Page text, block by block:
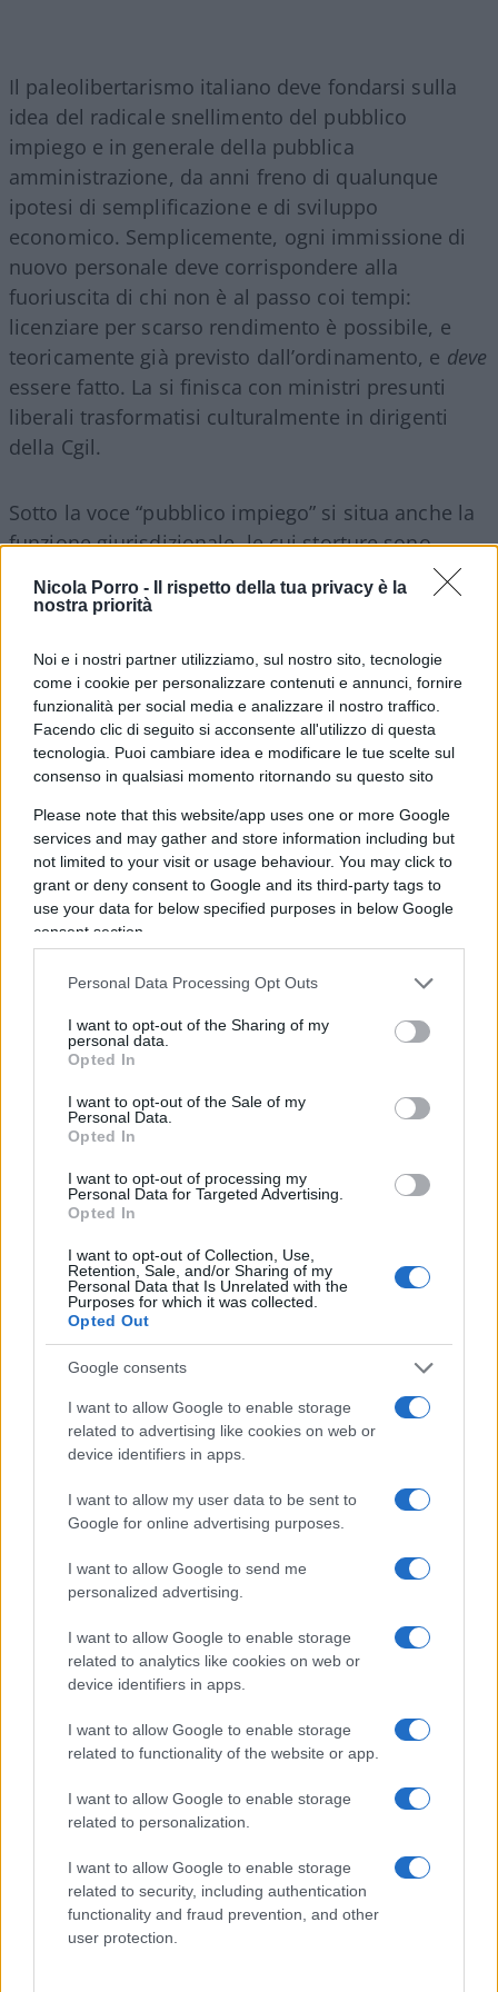
Nicola Porro -
Il rispetto della tua privacy è la
nostra priorità
Noi e i nostri partner utilizziamo, sul nostro sito, tecnologie
come i cookie per personalizzare contenuti e annunci, fornire
funzionalità per social media e analizzare il nostro traffico.
Facendo clic di seguito si acconsente all'utilizzo di questa
tecnologia. Puoi cambiare idea e modificare le tue scelte sul
consenso in qualsiasi momento ritornando su questo sito
Please note that this website/app uses one or more Google
services and may gather and store information including but
not limited to your visit or usage behaviour. You may click to
grant or deny consent to Google and its third-party tags to
use your data for below specified purposes in below Google
consent section.
Personal Data Processing Opt Outs
I want to opt-out of the Sharing of my
personal data.
Opted In
I want to opt-out of the Sale of my
Personal Data.
Opted In
I want to opt-out of processing my
Personal Data for Targeted Advertising.
Opted In
I want to opt-out of Collection, Use,
Retention, Sale, and/or Sharing of my
Personal Data that Is Unrelated with the
Purposes for which it was collected.
Opted Out
Google consents
I want to allow Google to enable storage
related to advertising like cookies on web or
device identifiers in apps.
I want to allow my user data to be sent to
Google for online advertising purposes.
I want to allow Google to send me
personalized advertising.
I want to allow Google to enable storage
related to analytics like cookies on web or
device identifiers in apps.
I want to allow Google to enable storage
related to functionality of the website or app.
I want to allow Google to enable storage
related to personalization.
I want to allow Google to enable storage
related to security, including authentication
functionality and fraud prevention, and other
user protection.
Il paleolibertarismo italiano deve fondarsi sulla
idea del radicale snellimento del pubblico
impiego e in generale della pubblica
amministrazione, da anni freno di qualunque
ipotesi di semplificazione e di sviluppo
economico. Semplicemente, ogni immissione di
nuovo personale deve corrispondere alla
fuoriuscita di chi non è al passo coi tempi:
licenziare per scarso rendimento è possibile, e
teoricamente già previsto dall’ordinamento, e deve
essere fatto. La si finisca con ministri presunti
liberali trasformatisi culturalmente in dirigenti
della Cgil.
Sotto la voce “pubblico impiego” si situa anche la
funzione giurisdizionale, le cui storture sono
evidenti e sotto gli occhi di tutti: appare chiaro
come debba essere perseguita con forza da un
non ritenendo conforme a un sistema liberale di
giustizia che il giudicante e il requirente possano
percepirsi come partecipi della medesima classe,
ingenerando distorsioni palesi.
Ai magistrati deve essere poi applicato un
rigoroso regime di incompatibilità assoluta con
qualunque altro incarico, eliminando il concetto
stesso di “fuori ruolo”. Non esisteranno più
magistrati capi di gabinetto, capi dell’ufficio
dicendo. Chi volesse seguire queste strade potrà
dimettersi dall’ordine giudiziario, senza alcuna
possibilità di farvi ritorno.
Allo stesso tempo è irrinunciabile procedere con
una autentica “fuga” dal giudizio, privatizzando ed
esternalizzando quanto più possibile: l’arbitrato è
l’unica forma di giustizia davvero accettabile
perché presuppone tecnicamente lo spirito
competitivo e concorrenziale, e non il monopolio
dell’esercizio della funzione giurisdizionale
appannaggio dello Stato.
D’altronde, per chi dovesse temere una giustizia
su misura di benestante si può notare come già
oggi nei fatti il monopolio esercitato in sede di
funzione giurisdizionale porti ad asimmetrie e
dislivelli palesi, per cui a pagare il prezzo più alto
fenomeni patologici e distorsivi, come ad esempio
quelli corruttivi, sono maggiormente legati a
dinamiche monopolistiche di esercizio del potere.
contrario competizione e concorrenza autentica
nella ricerca di agenzie arbitrali potrebbero
contemperare aumento dell’efficienza nel giudizio,
nei suoi tempi e nel rendere competitivi, in
quanto dettati dal mercato, gli stessi costi.
Il paleolibertarismo italiano riconosce partiti e
sindacati come associazioni private e non assegna